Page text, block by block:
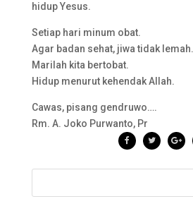
hidup Yesus.
Setiap hari minum obat.
Agar badan sehat, jiwa tidak lemah.
Marilah kita bertobat.
Hidup menurut kehendak Allah.
Cawas, pisang gendruwo….
Rm. A. Joko Purwanto, Pr